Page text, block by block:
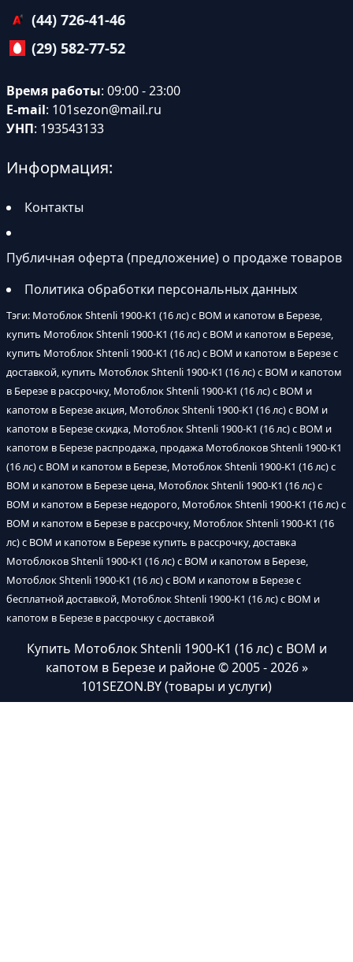
(44) 726-41-46
(29) 582-77-52
Время работы: 09:00 - 23:00
E-mail: 101sezon@mail.ru
УНП: 193543133
Информация:
Контакты
Публичная оферта (предложение) о продаже товаров
Политика обработки персональных данных
Тэги: Мотоблок Shtenli 1900-K1 (16 лс) с ВОМ и капотом в Березе,
купить Мотоблок Shtenli 1900-K1 (16 лс) с ВОМ и капотом в Березе,
купить Мотоблок Shtenli 1900-K1 (16 лс) с ВОМ и капотом в Березе с
доставкой, купить Мотоблок Shtenli 1900-K1 (16 лс) с ВОМ и капотом
в Березе в рассрочку, Мотоблок Shtenli 1900-K1 (16 лс) с ВОМ и
капотом в Березе акция, Мотоблок Shtenli 1900-K1 (16 лс) с ВОМ и
капотом в Березе скидка, Мотоблок Shtenli 1900-K1 (16 лс) с ВОМ и
капотом в Березе распродажа, продажа Мотоблоков Shtenli 1900-K1
(16 лс) с ВОМ и капотом в Березе, Мотоблок Shtenli 1900-K1 (16 лс) с
ВОМ и капотом в Березе цена, Мотоблок Shtenli 1900-K1 (16 лс) с
ВОМ и капотом в Березе недорого, Мотоблок Shtenli 1900-K1 (16 лс) с
ВОМ и капотом в Березе в рассрочку, Мотоблок Shtenli 1900-K1 (16
лс) с ВОМ и капотом в Березе купить в рассрочку, доставка
Мотоблоков Shtenli 1900-K1 (16 лс) с ВОМ и капотом в Березе,
Мотоблок Shtenli 1900-K1 (16 лс) с ВОМ и капотом в Березе с
бесплатной доставкой, Мотоблок Shtenli 1900-K1 (16 лс) с ВОМ и
капотом в Березе в рассрочку с доставкой
Купить Мотоблок Shtenli 1900-K1 (16 лс) с ВОМ и
капотом в Березе и районе© 2005 - 2026 »
101SEZON.BY (товары и услуги)